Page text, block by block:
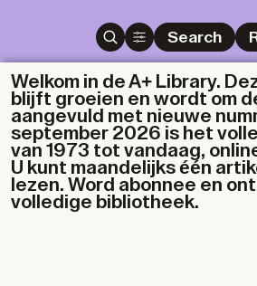
Search
Welkom in de A+ Library.
blijft groeien en wordt om
aangevuld met nieuwe
september 2026 is het
van 1973 tot vandaag,
U kunt maandelijks één
lezen. Word abonnee en
volledige bibliotheek.